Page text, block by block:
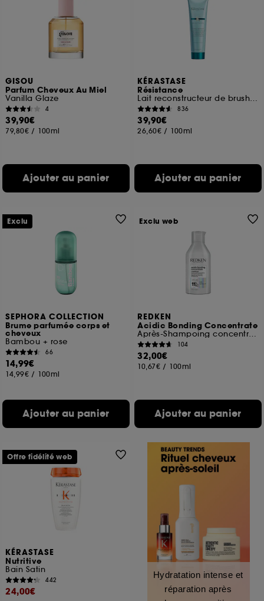
GISOU
Parfum Cheveux Au Miel
Vanilla Glaze
4
39,90€
79,80€ / 100ml
Ajouter au panier
KÉRASTASE
Résistance
Lait reconstructeur de brushing pour cheveux abîmés
836
39,90€
26,60€ / 100ml
Ajouter au panier
SEPHORA COLLECTION
Brume parfumée corps et
cheveux
Bambou + rose
66
14,99€
14,99€ / 100ml
Ajouter au panier
Exclu
REDKEN
Acidic Bonding Concentrate
Après-Shampoing concentré en soin bonding
104
32,00€
10,67€ / 100ml
Ajouter au panier
Exclu web
KÉRASTASE
Nutritive
Bain Satin
442
24,00€
Offre fidélité web
Hydratation intense et
réparation après